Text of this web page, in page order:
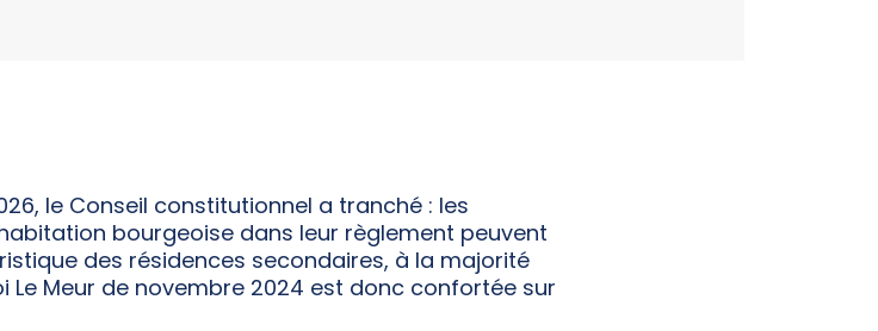
le Conseil constitutionnel a tranché : les
bourgeoise dans leur règlement peuvent
des résidences secondaires, à la majorité
Le Meur de novembre 2024 est donc confortée sur